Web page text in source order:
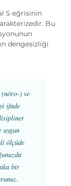
S eğrisinin
Bu
dengesizliği
) ve
ifade
uygun
ölçüde
bir